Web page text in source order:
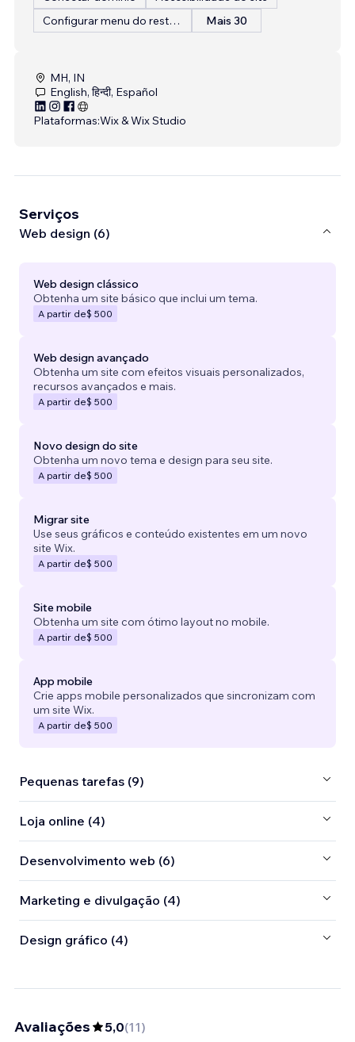
Configurar menu do restaurante
Mais 30
MH, IN
English, हिन्दी, Español
Plataformas:Wix & Wix Studio
Serviços
Web design (6)
Web design clássico
Obtenha um site básico que inclui um tema.
A partir de$ 500
Web design avançado
Obtenha um site com efeitos visuais personalizados,
recursos avançados e mais.
A partir de$ 500
Novo design do site
Obtenha um novo tema e design para seu site.
A partir de$ 500
Migrar site
Use seus gráficos e conteúdo existentes em um novo
site Wix.
A partir de$ 500
Site mobile
Obtenha um site com ótimo layout no mobile.
A partir de$ 500
App mobile
Crie apps mobile personalizados que sincronizam com
um site Wix.
A partir de$ 500
Pequenas tarefas (9)
Loja online (4)
Desenvolvimento web (6)
Marketing e divulgação (4)
Design gráfico (4)
Avaliações 5,0(11)